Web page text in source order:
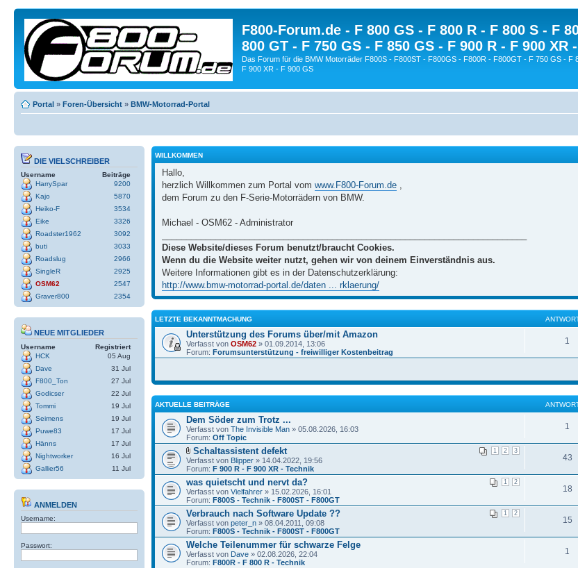
F800-Forum.de - F 800 GS - F 800 R - F 800 S - F
800 GT - F 750 GS - F 850 GS - F 900 R - F 900 XR
Das Forum für die BMW Motorräder F800S - F800ST - F800GS - F800R - F800GT - F 750 GS - F
F 900 XR - F 900 GS
Portal » Foren-Übersicht » BMW-Motorrad-Portal
DIE VIELSCHREIBER
Username
Beiträge
HarrySpar
9200
Kajo
5870
Heiko-F
3534
Eike
3326
Roadster1962
3092
buti
3033
Roadslug
2966
SingleR
2925
OSM62
2547
Graver800
2354
NEUE MITGLIEDER
Username
Registriert
HCK
05 Aug
Dave
31 Jul
F800_Ton
27 Jul
Godicser
22 Jul
Tommi
19 Jul
Seimens
19 Jul
Puwe83
17 Jul
Hänns
17 Jul
Nightworker
16 Jul
Gallier56
11 Jul
ANMELDEN
Username:
Passwort:
WILLKOMMEN
Hallo,
herzlich Willkommen zum Portal vom www.F800-Forum.de
dem Forum zu den F-Serie-Motorrädern von BMW.
Michael - OSM62 - Administrator
Diese Website/dieses Forum benutzt/braucht Cookies.
Wenn du die Website weiter nutzt, gehen wir von deinem Einverständnis aus.
Weitere Informationen gibt es in der Datenschutzerklärung:
http://www.bmw-motorrad-portal.de/daten ... rklaerung/
LETZTE BEKANNTMACHUNG
Unterstützung des Forums über/mit Amazon
Verfasst von OSM62 » 01.09.2014, 13:06
Forum: Forumsunterstützung - freiwilliger Kostenbeitrag
1
AKTUELLE BEITRÄGE
Dem Söder zum Trotz ...
Verfasst von The Invisible Man » 05.08.2026, 16:03
Forum: Off Topic
1
Schaltassistent defekt 1 2 3
Verfasst von Blipper » 14.04.2022, 19:56
Forum: F 900 R - F 900 XR - Technik
43
was quietscht und nervt da? 1 2
Verfasst von Vielfahrer » 15.02.2026, 16:01
Forum: F800S - Technik - F800ST - F800GT
18
Verbrauch nach Software Update ?? 1 2
Verfasst von peter_n » 08.04.2011, 09:08
Forum: F800S - Technik - F800ST - F800GT
15
Welche Teilenummer für schwarze Felge
Verfasst von Dave » 02.08.2026, 22:04
Forum: F800R - F 800 R - Technik
1